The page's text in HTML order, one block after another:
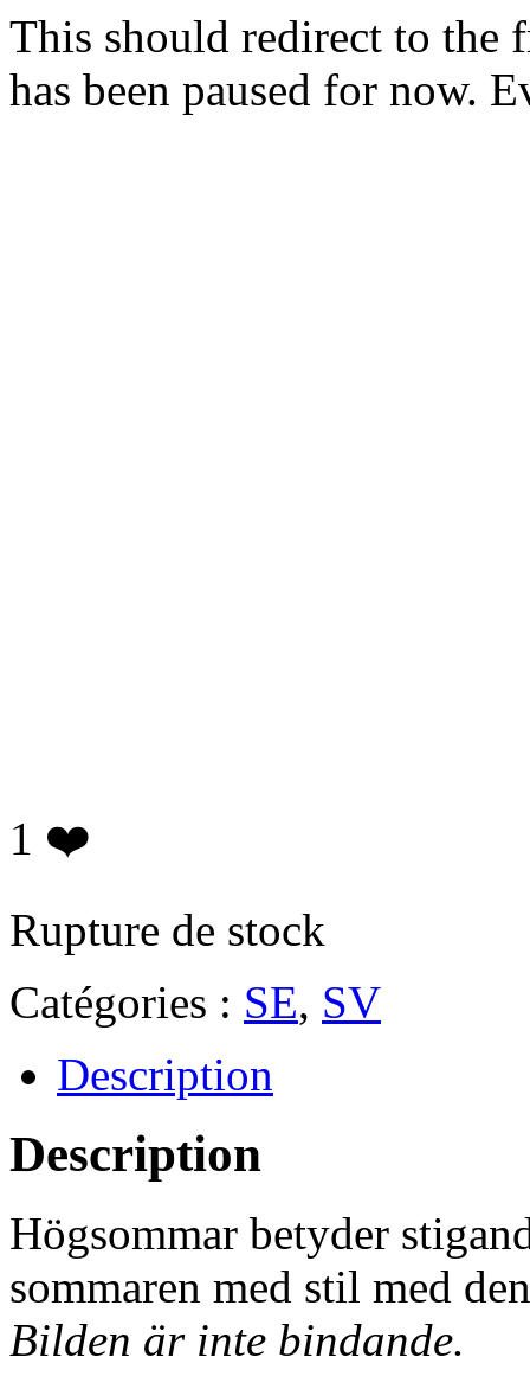
This should redirect to the
has been paused for now.
1 ❤️
Rupture de stock
Catégories : SE, SV
Description
Description
Högsommar betyder
sommaren med stil med
Bilden är inte bindande.